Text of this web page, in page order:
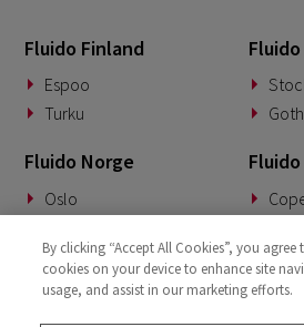
Fluido Finland
Espoo
Turku
Fluido Norge
Oslo
Fluido Tyskland
Munich
By clicking “Accept All Cookies”, you
cookies on your device to enhance site
usage, and assist in our marketing efforts.